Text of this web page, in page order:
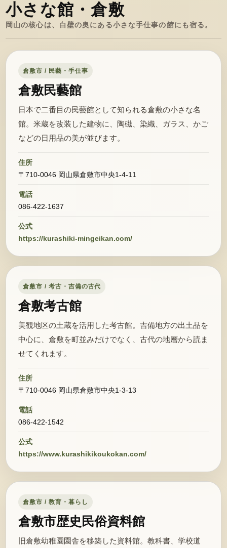
小さな館・倉敷
岡山の核心は、白壁の奥にある小さな手仕事の館にも宿る。
倉敷市 / 民藝・手仕事
倉敷民藝館
日本で二番目の民藝館として知られる倉敷の小さな名
館。米蔵を改装した建物に、陶磁、染織、ガラス、かご
などの日用品の美が並びます。
住所
〒710-0046 岡山県倉敷市中央1-4-11
電話
086-422-1637
公式
https://kurashiki-mingeikan.com/
倉敷市 / 考古・吉備の古代
倉敷考古館
美観地区の土蔵を活用した考古館。吉備地方の出土品を
中心に、倉敷を町並みだけでなく、古代の地層から読ま
せてくれます。
住所
〒710-0046 岡山県倉敷市中央1-3-13
電話
086-422-1542
公式
https://www.kurashikikoukokan.com/
倉敷市 / 教育・暮らし
倉敷市歴史民俗資料館
旧倉敷幼稚園園舎を移築した資料館。教科書、学校道